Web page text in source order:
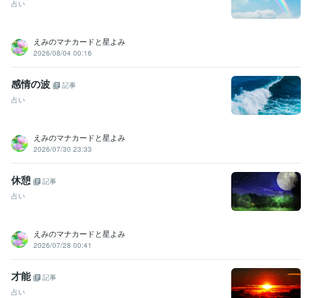
占い
えみのマナカードと星よみ
2026/08/04 00:16
感情の波
記事
占い
えみのマナカードと星よみ
2026/07/30 23:33
休憩
記事
占い
えみのマナカードと星よみ
2026/07/28 00:41
才能
記事
占い